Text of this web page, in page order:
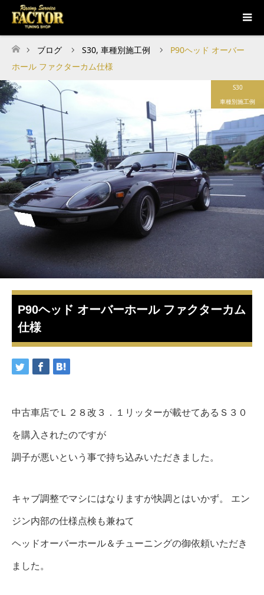
ホーム
ブログ S30, 車種別施工例
P90ヘッド オーバー
ホール ファクターカム仕様
S30
車種別施工例
P90ヘッド オーバーホール ファクターカム
仕様
中古車店でＬ２８改３．１リッターが載せてあるＳ３０
を購入されたのですが
調子が悪いという事で持ち込みいただきました。
キャブ調整でマシにはなりますが快調とはいかず。 エン
ジン内部の仕様点検も兼ねて
ヘッドオーバーホール＆チューニングの御依頼いただき
ました。